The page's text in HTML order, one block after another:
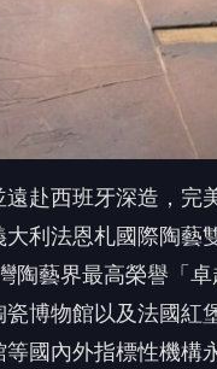
國內外指標性機
術館」，將一生的
一半，先表個態？
😮
哇